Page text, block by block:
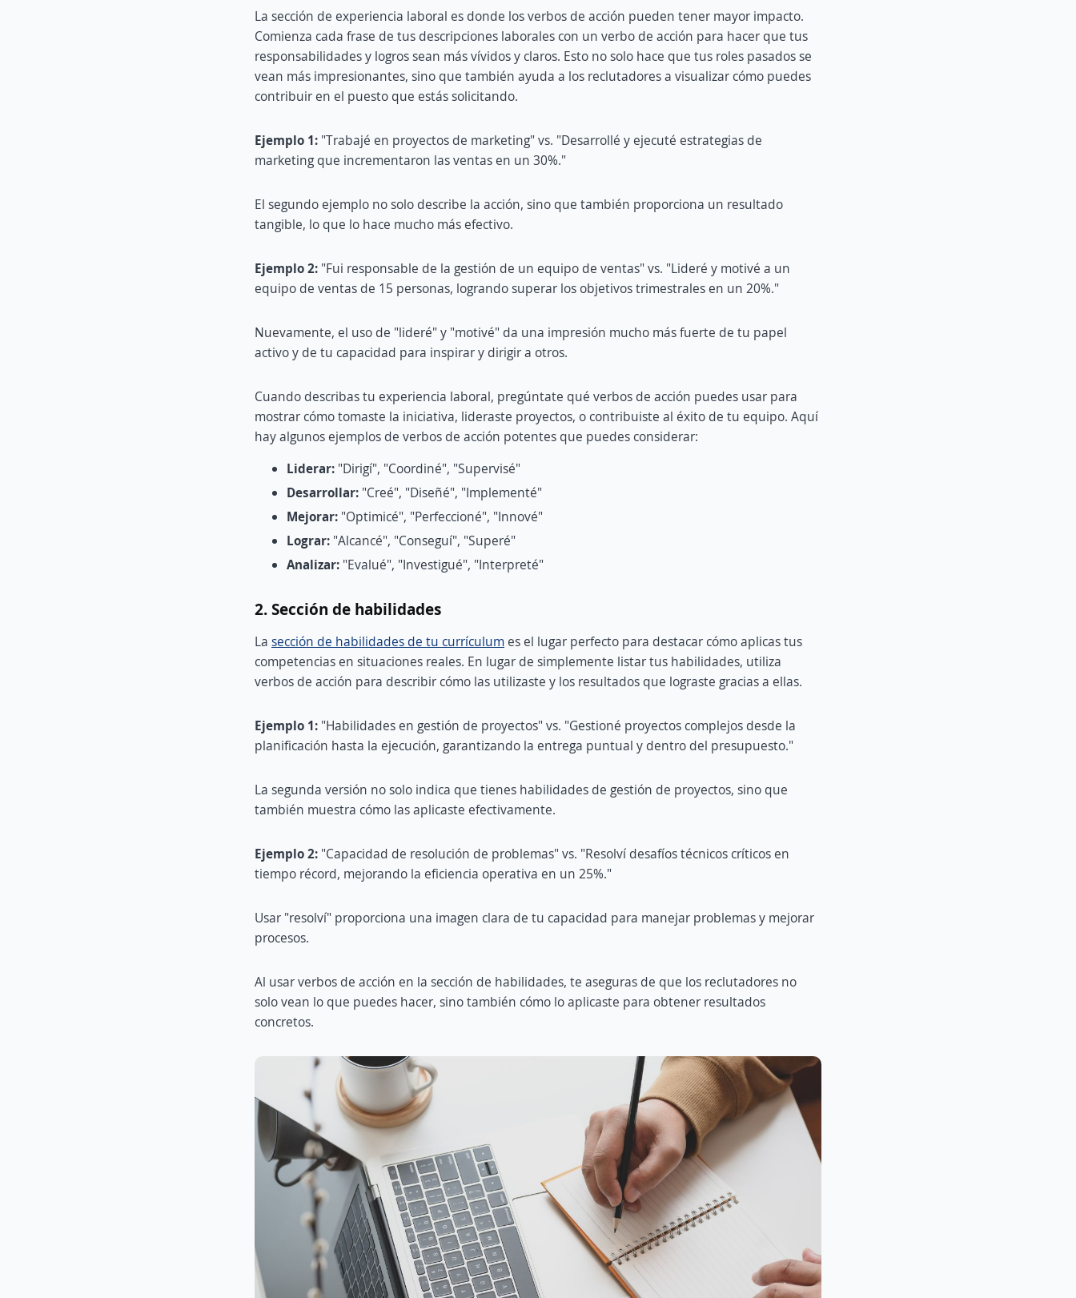
La sección de experiencia laboral es donde los verbos de acción pueden tener mayor impacto.
Comienza cada frase de tus descripciones laborales con un verbo de acción para hacer que tus
responsabilidades y logros sean más vívidos y claros. Esto no solo hace que tus roles pasados se
vean más impresionantes, sino que también ayuda a los reclutadores a visualizar cómo puedes
contribuir en el puesto que estás solicitando.
Ejemplo 1: "Trabajé en proyectos de marketing" vs. "Desarrollé y ejecuté estrategias de
marketing que incrementaron las ventas en un 30%."
El segundo ejemplo no solo describe la acción, sino que también proporciona un resultado
tangible, lo que lo hace mucho más efectivo.
Ejemplo 2: "Fui responsable de la gestión de un equipo de ventas" vs. "Lideré y motivé a un
equipo de ventas de 15 personas, logrando superar los objetivos trimestrales en un 20%."
Nuevamente, el uso de "lideré" y "motivé" da una impresión mucho más fuerte de tu papel
activo y de tu capacidad para inspirar y dirigir a otros.
Cuando describas tu experiencia laboral, pregúntate qué verbos de acción puedes usar para
mostrar cómo tomaste la iniciativa, lideraste proyectos, o contribuiste al éxito de tu equipo. Aquí
hay algunos ejemplos de verbos de acción potentes que puedes considerar:
Liderar: "Dirigí", "Coordiné", "Supervisé"
Desarrollar: "Creé", "Diseñé", "Implementé"
Mejorar: "Optimicé", "Perfeccioné", "Innové"
Lograr: "Alcancé", "Conseguí", "Superé"
Analizar: "Evalué", "Investigué", "Interpreté"
2. Sección de habilidades
La sección de habilidades de tu currículum es el lugar perfecto para destacar cómo aplicas tus
competencias en situaciones reales. En lugar de simplemente listar tus habilidades, utiliza
verbos de acción para describir cómo las utilizaste y los resultados que lograste gracias a ellas.
Ejemplo 1: "Habilidades en gestión de proyectos" vs. "Gestioné proyectos complejos desde la
planificación hasta la ejecución, garantizando la entrega puntual y dentro del presupuesto."
La segunda versión no solo indica que tienes habilidades de gestión de proyectos, sino que
también muestra cómo las aplicaste efectivamente.
Ejemplo 2: "Capacidad de resolución de problemas" vs. "Resolví desafíos técnicos críticos en
tiempo récord, mejorando la eficiencia operativa en un 25%."
Usar "resolví" proporciona una imagen clara de tu capacidad para manejar problemas y mejorar
procesos.
Al usar verbos de acción en la sección de habilidades, te aseguras de que los reclutadores no
solo vean lo que puedes hacer, sino también cómo lo aplicaste para obtener resultados
concretos.